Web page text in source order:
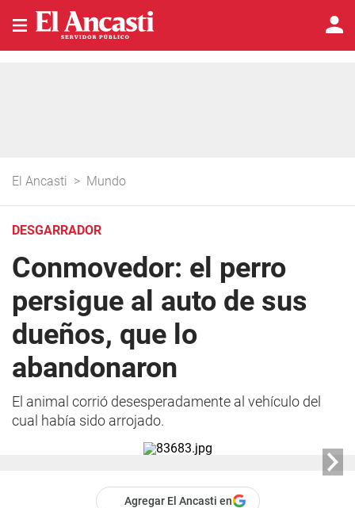
El Ancasti > Mundo
DESGARRADOR
Conmovedor: el perro
persigue al auto de sus
dueños, que lo
abandonaron
El animal corrió desesperadamente al vehículo del
cual había sido arrojado.
Agregar El Ancasti en